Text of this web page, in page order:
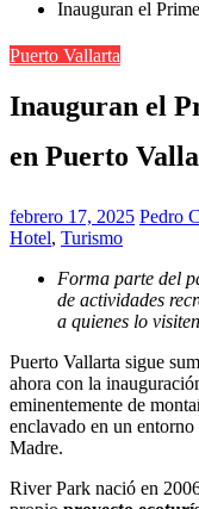
Inauguran el
Puerto Vallarta
Inauguran el
en Puerto
febrero 17, 2025 Pedro
Hotel, Turismo
Forma parte del
de actividades
a quienes lo
Puerto Vallarta sigue
ahora con la
eminentemente de
enclavado en un
Madre.
River Park nació en